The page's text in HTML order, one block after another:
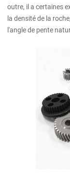
outre, il a certaines
la densité de la
l'angle de pente